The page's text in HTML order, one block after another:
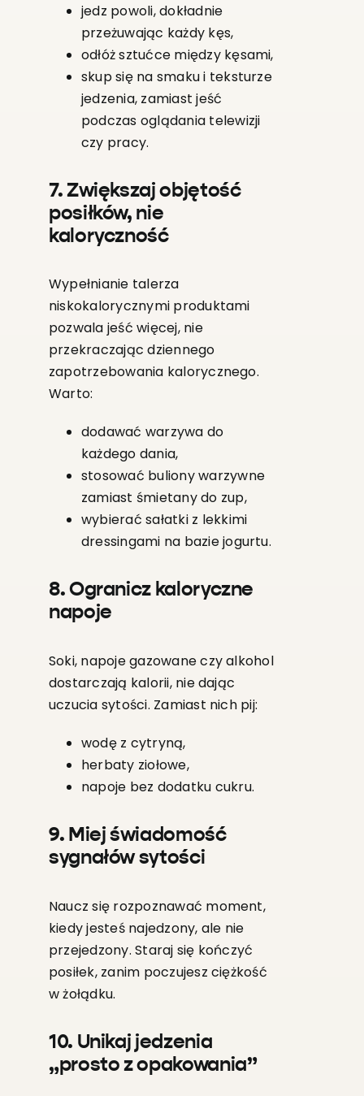
jedz powoli, dokładnie
przeżuwając każdy kęs,
odłóż sztućce między kęsami,
skup się na smaku i teksturze
jedzenia, zamiast jeść
podczas oglądania telewizji
czy pracy.
7. Zwiększaj objętość
posiłków, nie
kaloryczność
Wypełnianie talerza
niskokalorycznymi produktami
pozwala jeść więcej, nie
przekraczając dziennego
zapotrzebowania kalorycznego.
Warto:
dodawać warzywa do
każdego dania,
stosować buliony warzywne
zamiast śmietany do zup,
wybierać sałatki z lekkimi
dressingami na bazie jogurtu.
8. Ogranicz kaloryczne
napoje
Soki, napoje gazowane czy alkohol
dostarczają kalorii, nie dając
uczucia sytości. Zamiast nich pij:
wodę z cytryną,
herbaty ziołowe,
napoje bez dodatku cukru.
9. Miej świadomość
sygnałów sytości
Naucz się rozpoznawać moment,
kiedy jesteś najedzony, ale nie
przejedzony. Staraj się kończyć
posiłek, zanim poczujesz ciężkość
w żołądku.
10. Unikaj jedzenia
„prosto z opakowania”